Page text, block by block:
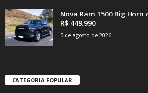
Nova Ram 1500 Big
R$ 449.990
5 de agosto de 2026
CATEGORIA POPULAR